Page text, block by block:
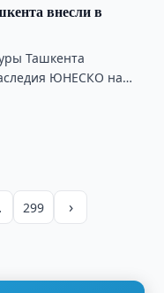
внесли в
Ташкента
ЮНЕСКО на
299 ›